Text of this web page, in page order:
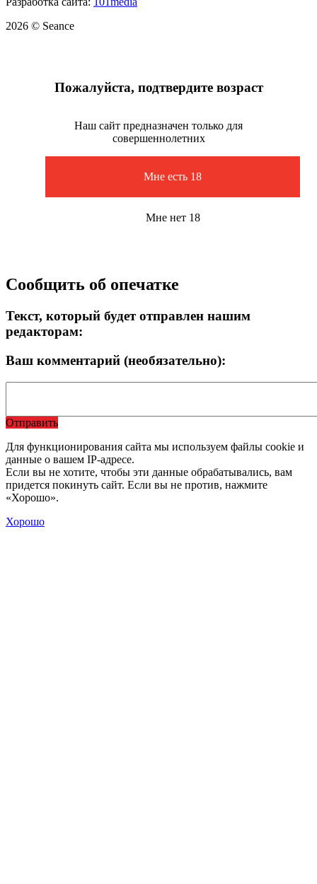
2026 © Seance
Пожалуйста, подтвердите возраст
Наш сайт предназначен только для
совершеннолетних
Мне есть 18
Мне нет 18
Сообщить об опечатке
Текст, который будет отправлен нашим
редакторам:
Ваш комментарий (необязательно):
Отправить
Для функционирования сайта мы используем файлы cookie и
данные о вашем IP-адресе.
Если вы не хотите, чтобы эти данные обрабатывались, вам
придется покинуть сайт. Если вы не против, нажмите
«Хорошо».
Хорошо